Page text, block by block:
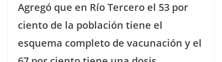
Agregó que en Río Tercero el 53 por
ciento de la población tiene el
esquema completo de vacunación y el